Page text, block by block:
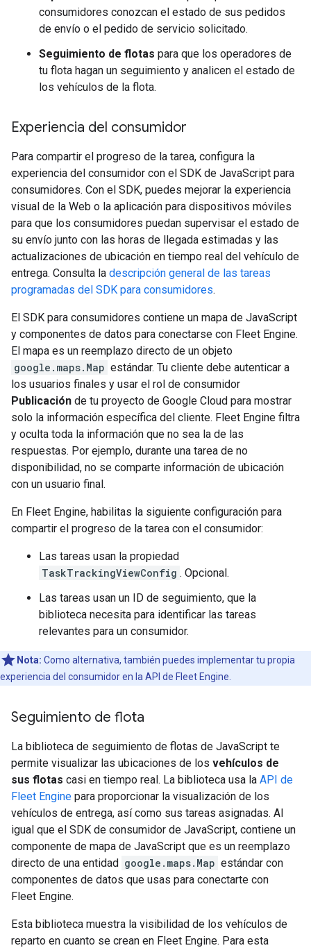
consumidores conozcan el estado de sus pedidos
de envío o el pedido de servicio solicitado.
Seguimiento de flotas para que los operadores de
tu flota hagan un seguimiento y analicen el estado de
los vehículos de la flota.
Experiencia del consumidor
Para compartir el progreso de la tarea, configura la
experiencia del consumidor con el SDK de JavaScript para
consumidores. Con el SDK, puedes mejorar la experiencia
visual de la Web o la aplicación para dispositivos móviles
para que los consumidores puedan supervisar el estado de
su envío junto con las horas de llegada estimadas y las
actualizaciones de ubicación en tiempo real del vehículo de
entrega. Consulta la descripción general de las tareas
programadas del SDK para consumidores.
El SDK para consumidores contiene un mapa de JavaScript
y componentes de datos para conectarse con Fleet Engine.
El mapa es un reemplazo directo de un objeto
google.maps.Map estándar. Tu cliente debe autenticar a
los usuarios finales y usar el rol de consumidor
Publicación de tu proyecto de Google Cloud para mostrar
solo la información específica del cliente. Fleet Engine filtra
y oculta toda la información que no sea la de las
respuestas. Por ejemplo, durante una tarea de no
disponibilidad, no se comparte información de ubicación
con un usuario final.
En Fleet Engine, habilitas la siguiente configuración para
compartir el progreso de la tarea con el consumidor:
Las tareas usan la propiedad
TaskTrackingViewConfig . Opcional.
Las tareas usan un ID de seguimiento, que la
biblioteca necesita para identificar las tareas
relevantes para un consumidor.
Nota: Como alternativa, también puedes implementar tu propia
experiencia del consumidor en la API de Fleet Engine.
Seguimiento de flota
La biblioteca de seguimiento de flotas de JavaScript te
permite visualizar las ubicaciones de los vehículos de
sus flotas casi en tiempo real. La biblioteca usa la API de
Fleet Engine para proporcionar la visualización de los
vehículos de entrega, así como sus tareas asignadas. Al
igual que el SDK de consumidor de JavaScript, contiene un
componente de mapa de JavaScript que es un reemplazo
directo de una entidad google.maps.Map estándar con
componentes de datos que usas para conectarte con
Fleet Engine.
Esta biblioteca muestra la visibilidad de los vehículos de
reparto en cuanto se crean en Fleet Engine. Para esta